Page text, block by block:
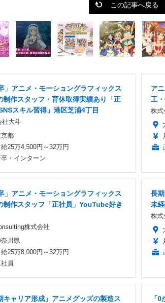
この記事へ戻る
」アニメ・モーショングラフィックス
制作スタッフ・育休取得実績あり「正
スキル習得」港区芝浦4丁目
社大斗
都
給25万4,500円～32万円
卒・インターン
ア
工
株式
」アニメ・モーショングラフィックス
制作スタッフ「正社員」YouTube好き
株式会社
川県
給25万8,000円～32万円
員
長
未
株式
キャリア形成」アニメグッズの製造ス
「